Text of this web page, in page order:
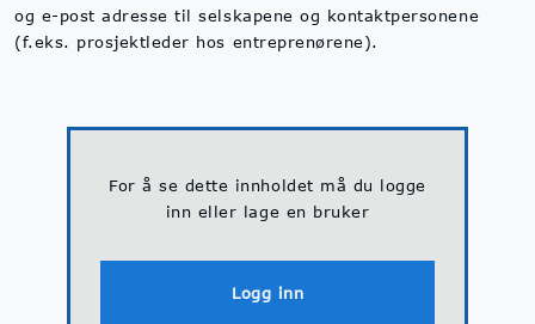
og e-post adresse til selskapene og kontaktpersonene
(f.eks. prosjektleder hos entreprenørene).
For å se dette innholdet må du logge
inn eller lage en bruker
Logg inn